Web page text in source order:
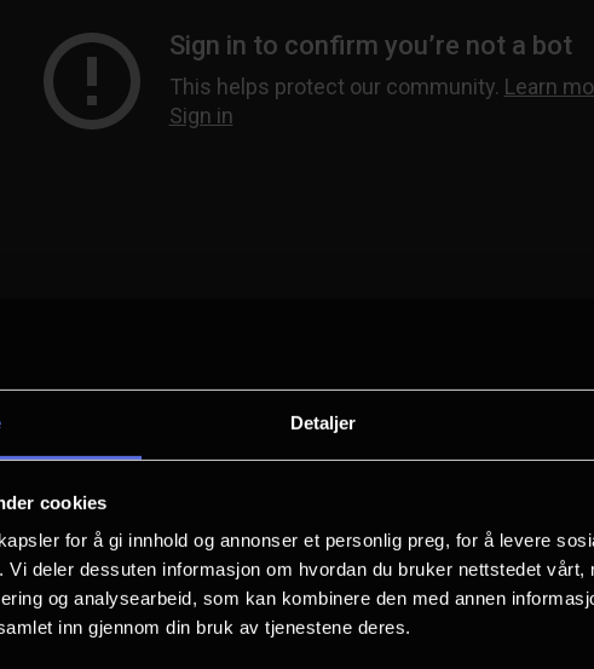
Detaljer
cookies
for å gi innhold og annonser et personlig preg, for å levere
Vi deler dessuten informasjon om hvordan du bruker nettstedet vårt,
og analysearbeid, som kan kombinere den med annen
inn gjennom din bruk av tjenestene deres.